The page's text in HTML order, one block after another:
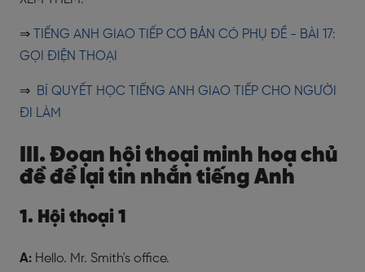
⇒
TIẾNG ANH GIAO TIẾP CƠ BẢN CÓ PHỤ ĐỀ - BÀI 17:
GỌI ĐIỆN THOẠI
⇒ BÍ QUYẾT HỌC TIẾNG ANH GIAO TIẾP CHO NGƯỜI
ĐI LÀM
III. Đoạn hội thoại minh hoạ chủ
đề để lại tin nhắn tiếng Anh
1. Hội thoại 1
A: Hello. Mr. Smith's office.